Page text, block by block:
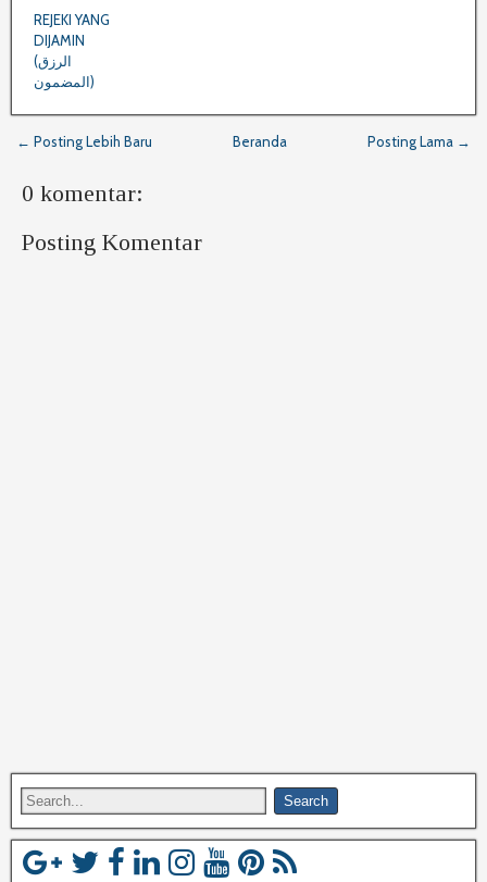
REJEKI YANG
DIJAMIN
(الرزق
المضمون)
← Posting Lebih Baru Posting Lama →
Beranda
0 komentar:
Posting Komentar